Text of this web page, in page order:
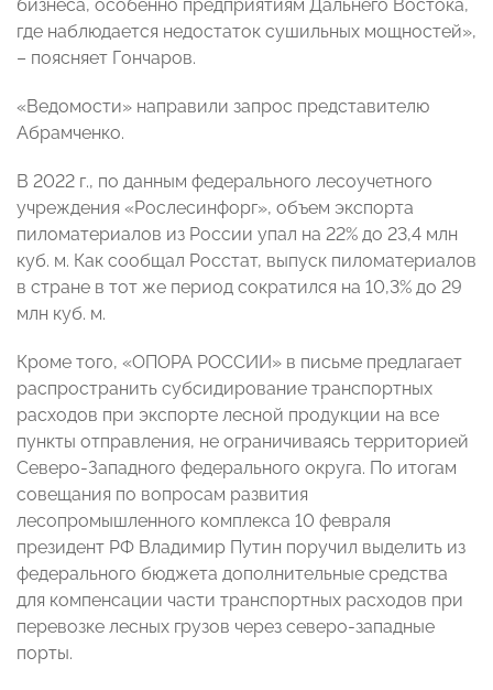
бизнеса, особенно предприятиям Дальнего Востока,
где наблюдается недостаток сушильных мощностей»,
– поясняет Гончаров.
«Ведомости» направили запрос представителю
Абрамченко.
В 2022 г., по данным федерального лесоучетного
учреждения «Рослесинфорг», объем экспорта
пиломатериалов из России упал на 22% до 23,4 млн
куб. м. Как сообщал Росстат, выпуск пиломатериалов
в стране в тот же период сократился на 10,3% до 29
млн куб. м.
Кроме того, «ОПОРА РОССИИ» в письме предлагает
распространить субсидирование транспортных
расходов при экспорте лесной продукции на все
пункты отправления, не ограничиваясь территорией
Северо-Западного федерального округа. По итогам
совещания по вопросам развития
лесопромышленного комплекса 10 февраля
президент РФ Владимир Путин поручил выделить из
федерального бюджета дополнительные средства
для компенсации части транспортных расходов при
перевозке лесных грузов через северо-западные
порты.